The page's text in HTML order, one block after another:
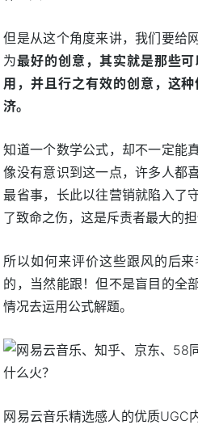
但是从这个角度来讲，我们要给
为最好的创意，其实就是那些
用，并且行之有效的创意，这
济。
知道一个数学公式，却不一定能
像没有意识到这一点，许多人都
最省事，长此以往营销就陷入了
了致命之伤，这是斥责者最大的担
所以如何来评价这些跟风的后
的，当然能跟！但不是盲目的全
情况去运用公式解题。
网易云音乐精选感人的优质UGC